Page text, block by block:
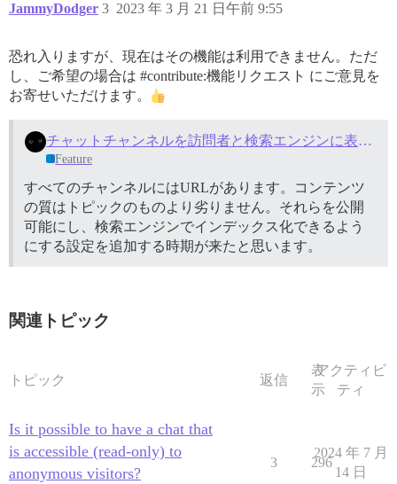
JammyDodger 2023 年 3 月 21 日午前 9:55
3
恐れ入りますが、現在はその機能は利用できません。ただ
し、ご希望の場合は #contribute:機能リクエスト にご意見を
お寄せいただけます。
チャットチャンネルを訪問者と検索エンジンに表示する
Feature
すべてのチャンネルにはURLがあります。コンテンツ
の質はトピックのものより劣りません。それらを公開
可能にし、検索エンジンでインデックス化できるよう
にする設定を追加する時期が来たと思います。
関連トピック
トピック 返信
表
示
アクティビ
ティ
Is it possible to have a chat that
is accessible (read-only) to
anonymous visitors?
3 296
2024 年 7 月
14 日